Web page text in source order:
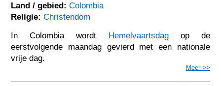
Land / gebied: Colombia
Religie: Christendom
In Colombia wordt Hemelvaartsdagop de
eerstvolgende maandag gevierd met een nationale
vrije dag.
Meer >>